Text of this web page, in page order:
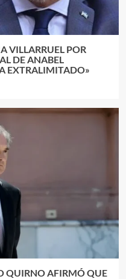
VILLARRUEL POR
DE ANABEL
EXTRALIMITADO»
QUIRNO AFIRMÓ QUE